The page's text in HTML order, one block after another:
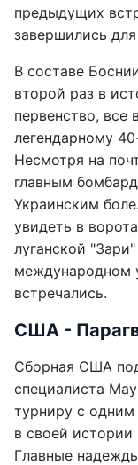
предыдущих
завершились
В составе
второй раз в
первенство, все
легендарному
Несмотря на
главным
Украинским
увидеть в
луганской
международном
встречались.
США -
Сборная США
специалиста
турниру с одним
в своей
Главные